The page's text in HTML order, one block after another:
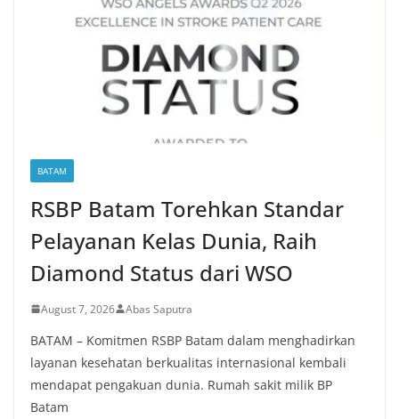
BATAM
RSBP Batam Torehkan Standar
Pelayanan Kelas Dunia, Raih
Diamond Status dari WSO
August 7, 2026 Abas Saputra
BATAM – Komitmen RSBP Batam dalam menghadirkan
layanan kesehatan berkualitas internasional kembali
mendapat pengakuan dunia. Rumah sakit milik BP
Batam